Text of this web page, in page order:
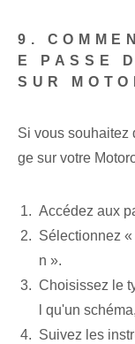
9.
E PASSE
SUR
Si vous souhaitez
ge sur votre
Accédez aux
Sélectionnez
n ».
Choisissez le
l qu'un
Suivez les